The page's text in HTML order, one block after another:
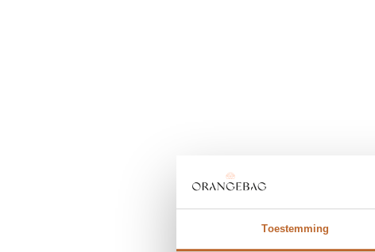
Toestemming